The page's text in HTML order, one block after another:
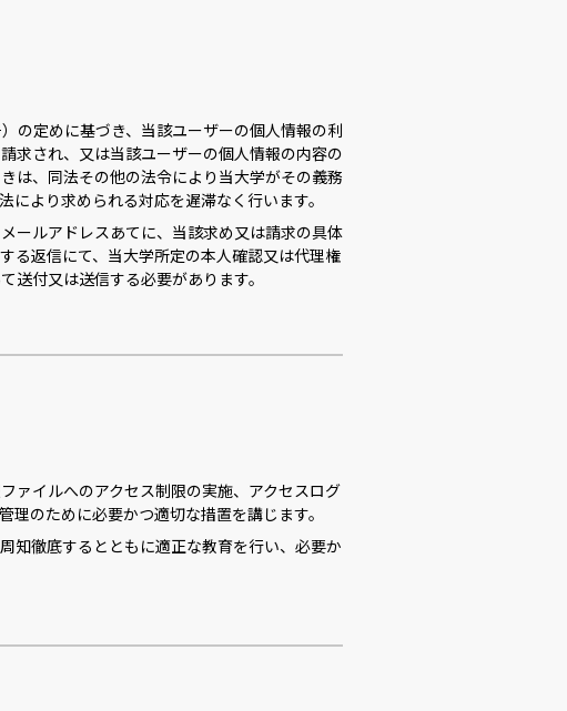
の定めに基づき、当該ユーザーの個人情報の利
求され、又は当該ユーザーの個人情報の内容の
は、同法その他の法令により当大学がその義務
より求められる対応を遅滞なく行います。
ールアドレスあてに、当該求め又は請求の具体
る返信にて、当大学所定の本人確認又は代理権
付又は送信する必要があります。
ァイルへのアクセス制限の実施、アクセスログ
のために必要かつ適切な措置を講じます。
知徹底するとともに適正な教育を行い、必要か